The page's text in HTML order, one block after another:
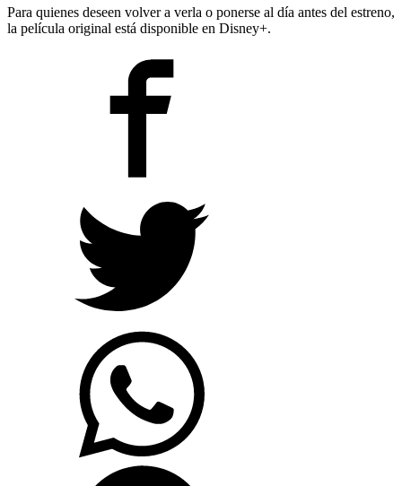
Para quienes deseen volver a verla o ponerse al día antes del estreno,
la película original está disponible en Disney+.